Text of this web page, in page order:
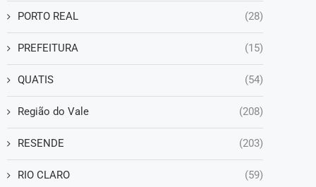
PORTO REAL (28)
PREFEITURA (15)
QUATIS (54)
Região do Vale (208)
RESENDE (203)
RIO CLARO (59)